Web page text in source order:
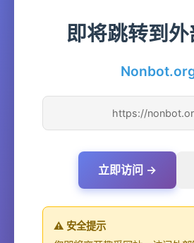
即将跳转到
https://
立即访问 →
⚠️ 安全提示